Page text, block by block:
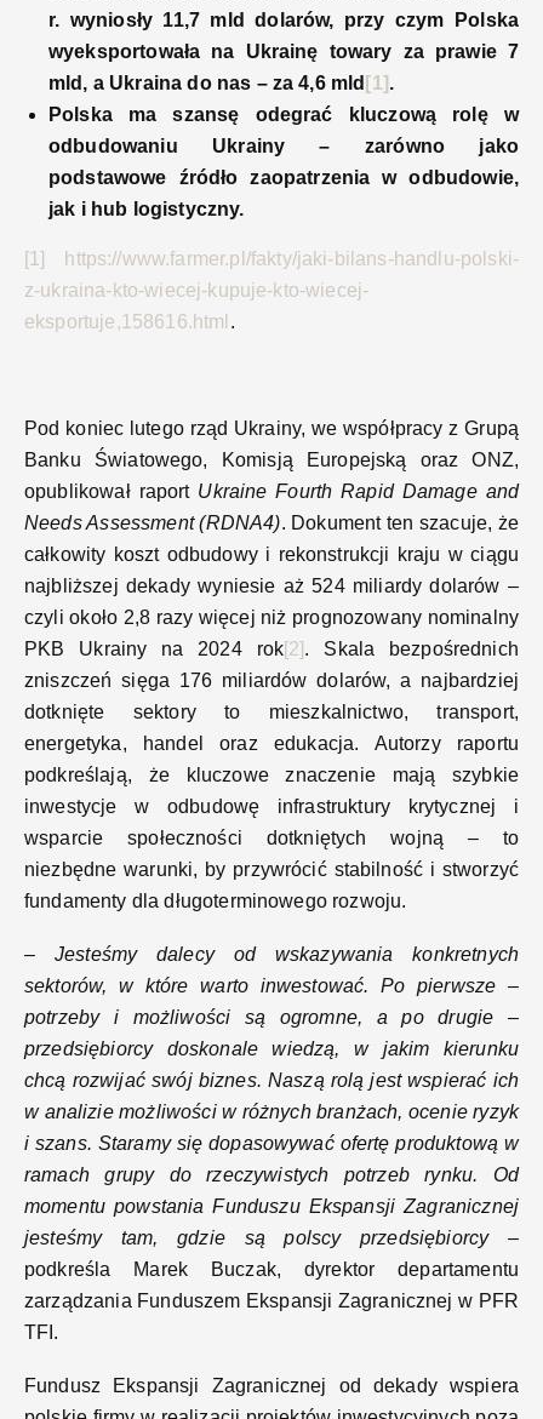
r. wyniosły 11,7 mld dolarów, przy czym Polska
wyeksportowała na Ukrainę towary za prawie 7
mld, a Ukraina do nas – za 4,6 mld [1] .
Polska ma szansę odegrać kluczową rolę w
odbudowaniu Ukrainy – zarówno jako
podstawowe źródło zaopatrzenia w odbudowie,
jak i hub logistyczny.
[1]
https://www.farmer.pl/fakty/jaki-bilans-handlu-polski-
z-ukraina-kto-wiecej-kupuje-kto-wiecej-
eksportuje,158616.html .
Pod koniec lutego rząd Ukrainy, we współpracy z Grupą
Banku Światowego, Komisją Europejską oraz ONZ,
opublikował raport Ukraine Fourth Rapid Damage and
Needs Assessment (RDNA4). Dokument ten szacuje, że
całkowity koszt odbudowy i rekonstrukcji kraju w ciągu
najbliższej dekady wyniesie aż 524 miliardy dolarów –
czyli około 2,8 razy więcej niż prognozowany nominalny
PKB Ukrainy na 2024 rok[2]. Skala bezpośrednich
zniszczeń sięga 176 miliardów dolarów, a najbardziej
dotknięte sektory to mieszkalnictwo, transport,
energetyka, handel oraz edukacja. Autorzy raportu
podkreślają, że kluczowe znaczenie mają szybkie
inwestycje w odbudowę infrastruktury krytycznej i
wsparcie społeczności dotkniętych wojną – to
niezbędne warunki, by przywrócić stabilność i stworzyć
fundamenty dla długoterminowego rozwoju.
– Jesteśmy dalecy od wskazywania konkretnych
sektorów, w które warto inwestować. Po pierwsze –
potrzeby i możliwości są ogromne, a po drugie –
przedsiębiorcy doskonale wiedzą, w jakim kierunku
chcą rozwijać swój biznes. Naszą rolą jest wspierać ich
w analizie możliwości w różnych branżach, ocenie ryzyk
i szans. Staramy się dopasowywać ofertę produktową w
ramach grupy do rzeczywistych potrzeb rynku. Od
momentu powstania Funduszu Ekspansji Zagranicznej
jesteśmy tam, gdzie są polscy przedsiębiorcy–
podkreśla Marek Buczak, dyrektor departamentu
zarządzania Funduszem Ekspansji Zagranicznej w PFR
TFI.
Fundusz Ekspansji Zagranicznej od dekady wspiera